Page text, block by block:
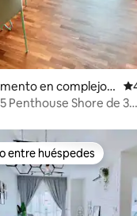
en complejo r
en Malaca
Penthouse Shore de 3
entre huéspedes
entre huéspedes